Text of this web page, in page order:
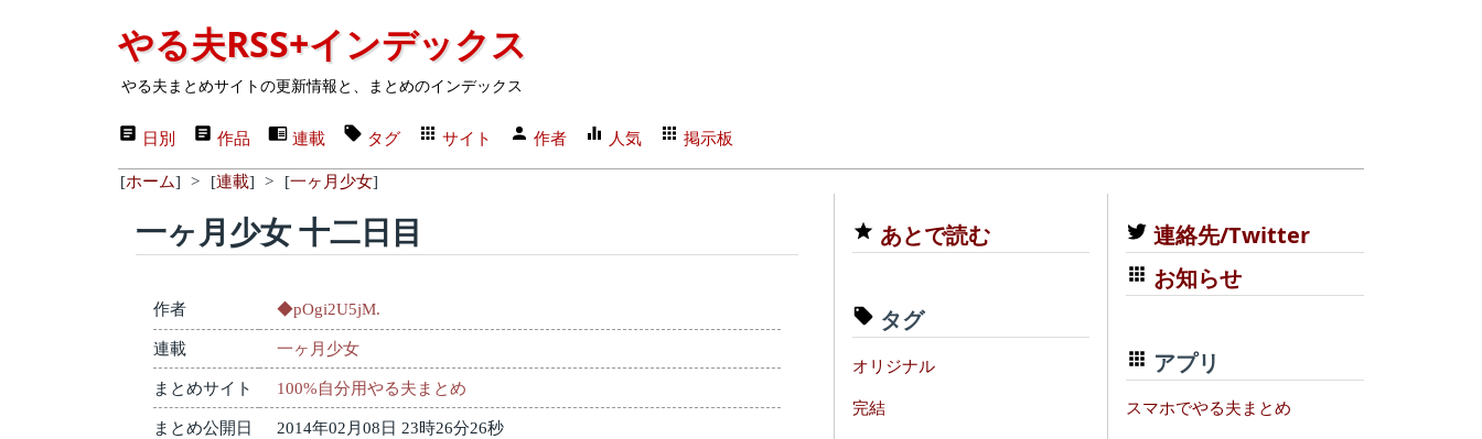
やる夫RSS+インデックス
やる夫まとめサイトの更新情報と、まとめのインデックス
日別 作品 連載 タグ サイト 作者 人気 掲示板
[ホーム] > [連載] > [一ヶ月少女]
一ヶ月少女 十二日目
作者 ◆pOgi2U5jM.
連載 一ヶ月少女
まとめサイト 100%自分用やる夫まとめ
まとめ公開日 2014年02月08日 23時26分26秒
あとで読む
タグ
オリジナル
完結
連絡先/Twitter
お知らせ
アプリ
スマホでやる夫まとめ